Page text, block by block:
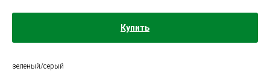
Купить
зеленый/серый